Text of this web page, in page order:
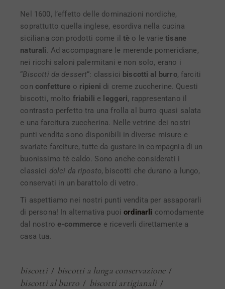
Nel 1600, l’effetto delle dominazioni nordiche,
soprattutto quella inglese, esordiva nella cucina
siciliana con prodotti come il tè o le varie tisane
naturali. Ad accompagnare le merende pomeridiane,
nei ricchi saloni palermitani e non solo, erano i
“Biscotti da dessert“: classici biscotti al burro, farciti
con confetture o ripieni di creme zuccherine. Questi
biscotti, molto friabili e leggeri, rappresentano il
contrasto perfetto tra una frolla al burro quasi salata
e una farcitura zuccherina. Nelle vetrine dei nostri
punti vendita sono disponibili in diverse misure e
svariate farciture, tutte da gustare in compagnia di un
buonissimo tè caldo. Sono anche considerati i
classici dolci da riposto, biscotti che durano a lungo,
conservati in un barattolo di vetro.
Ti aspettiamo nei nostri punti vendita per assaporarli
di persona! In alternativa puoiordinarli comodamente
dal nostro e-commerce e riceverli direttamente a
casa tua.
biscotti
biscotti a lunga conservazione
biscotti al burro
biscotti artigianali